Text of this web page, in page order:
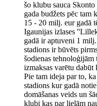
šo klubu sauca Skonto
gada budžets pēc tam
15 - 20 milj. eur gadā
Igaunijas izlases
gadā ir aptuveni 1
stadions ir būvēts
šodienas
izmaksas varētu dabūt
Pie tam ideja par to,
stadions kur gadā
domāšanas veids un
klubi kas par lielām